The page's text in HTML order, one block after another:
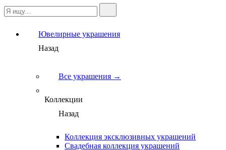
Ювелирные украшения
Назад
Все украшения →
Коллекции
Назад
Коллекция эксклюзивных украшений
Свадебная коллекция украшений